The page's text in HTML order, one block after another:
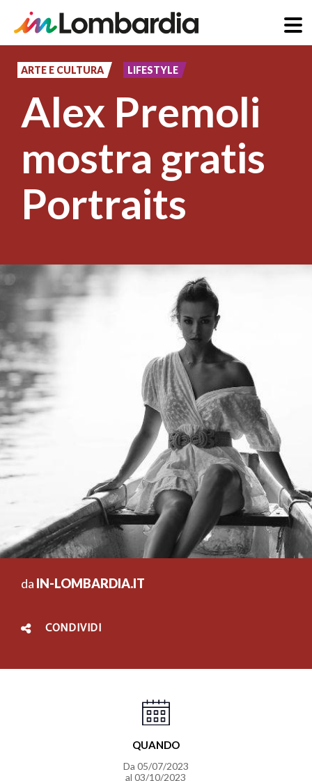
principale
ARTE E CULTURA LIFESTYLE
Alex Premoli
mostra gratis
Portraits
da IN-LOMBARDIA.IT
CONDIVIDI
QUANDO
Da 05/07/2023
al 03/10/2023